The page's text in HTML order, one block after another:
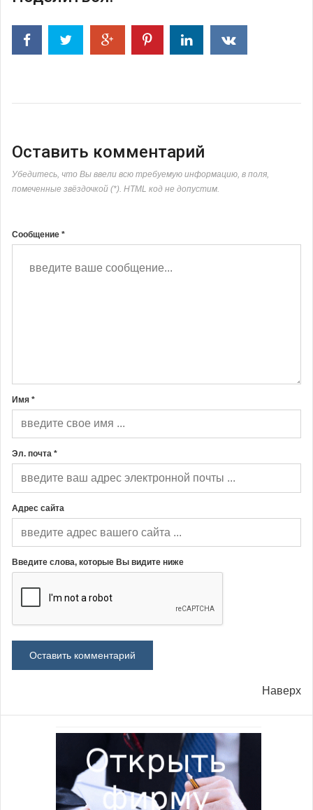
Оставить комментарий
Убедитесь, что Вы ввели всю требуемую информацию, в поля,
помеченные звёздочкой (*). HTML код не допустим.
Сообщение *
Имя *
Эл. почта *
Адрес сайта
Введите слова, которые Вы видите ниже
Наверх